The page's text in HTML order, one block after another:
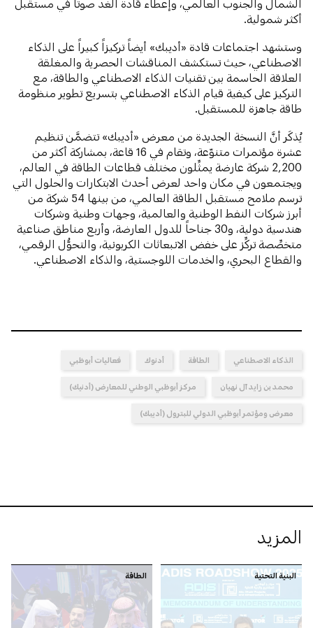
الشمال والجنوب العالمي، وإعطاء قادة الغد صوتاً في مستقبل
أكثر شمولية.
وستشهد اجتماعات قادة «أديبك» أيضاً تركيزاً كبيراً على الذكاء
الاصطناعي، حيث تستكشف المناقشات الحصرية والمغلقة
العلاقة الحاسمة بين تقنيات الذكاء الاصطناعي والطاقة، مع
التركيز على كيفية قيام الذكاء الاصطناعي بتسريع تطوير منظومة
طاقة جاهزة للمستقبل.
يُذكَر أنَّ النسخة الجديدة من معرض «أديبك» تتضمَّن تنظيم
عشرة مؤتمرات متنوّعة، وتقام في 16 قاعة، بمشاركة أكثر من
2,200 شركة عارضة يمثِّلون مختلف قطاعات الطاقة في العالم،
ويجتمعون في مكان واحد لعرض أحدث الابتكارات والحلول التي
ترسم ملامح مستقبل الطاقة العالمي، من بينها 54 شركة من
أبرز شركات النفط الوطنية والعالمية، وجهات وطنية وشركات
هندسية دولية، و30 جناحاً للدول العارضة، وأربع مناطق صناعية
متخصِّصة تركِّز على خفض الانبعاثات الكربونية، والتحوُّل الرقمي،
والقطاع البحري، والخدمات اللوجستية، والذكاء الاصطناعي.
الذكاء الاصطناعي الطاقة أدنوك فعاليات أبوظبي
محمد بن زايد آل نهيان مركز أبوظبي الوطني للمعارض (أدنيك)
معرض ومؤتمر أبوظبي الدولي للبترول (أديبك)
المزيد
البنية التحتية الطاقة